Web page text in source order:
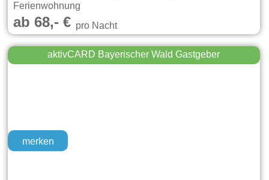
Ferienwohnung
ab 68,- €pro Nacht
merken
aktivCARD Bayerischer Wald Gastgeber